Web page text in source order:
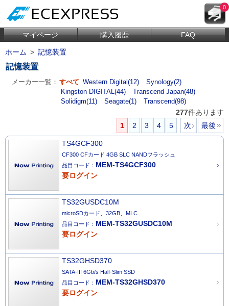
0
マイページ 購入履歴 FAQ
ホーム > 記憶装置
記憶装置
メーカー一覧： すべて Western Digital(12)
Synology(2)
Kingston DIGITAL(44)
Transcend Japan(48)
Solidigm(11)
Seagate(1) Transcend(98)
277件あります
1
2 3 4 5 次 最後
TS4GCF300
CF300 CFカード 4GB SLC NANDフラッシュ
品目コード： MEM-TS4GCF300
要ログイン
TS32GUSDC10M
microSDカード、32GB、MLC
品目コード： MEM-TS32GUSDC10M
要ログイン
TS32GHSD370
SATA-III 6Gb/s Half-Slim SSD
品目コード： MEM-TS32GHSD370
要ログイン